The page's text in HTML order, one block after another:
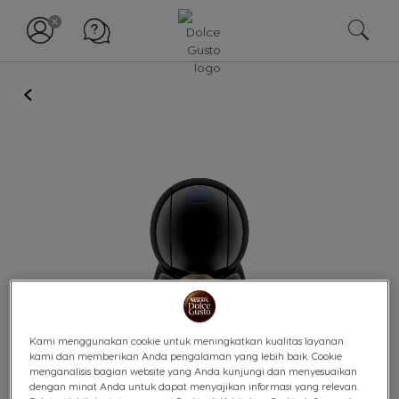
KEMBALI
Kami menggunakan cookie untuk meningkatkan kualitas layanan
kami dan memberikan Anda pengalaman yang lebih baik. Cookie
menganalisis bagian website yang Anda kunjungi dan menyesuaikan
dengan minat Anda untuk dapat menyajikan informasi yang relevan.